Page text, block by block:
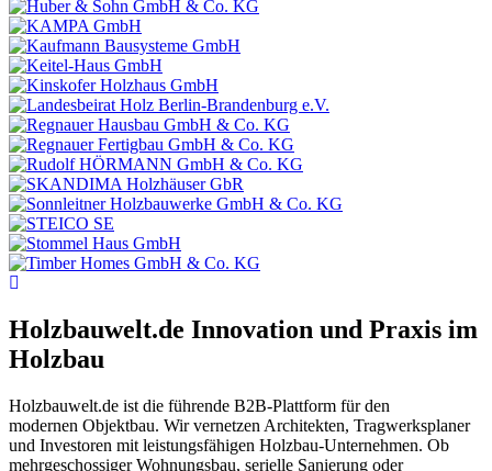
Holzbauwelt.de Innovation und Praxis im
Holzbau
Holzbauwelt.de ist die führende B2B-Plattform für den
modernen Objektbau. Wir vernetzen Architekten, Tragwerksplaner
und Investoren mit leistungsfähigen Holzbau-Unternehmen. Ob
mehrgeschossiger Wohnungsbau, serielle Sanierung oder